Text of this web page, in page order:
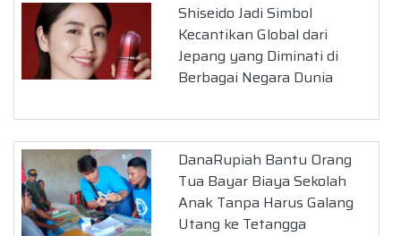
Shiseido Jadi Simbol
Kecantikan Global dari
Jepang yang Diminati di
Berbagai Negara Dunia
DanaRupiah Bantu Orang
Tua Bayar Biaya Sekolah
Anak Tanpa Harus Galang
Utang ke Tetangga